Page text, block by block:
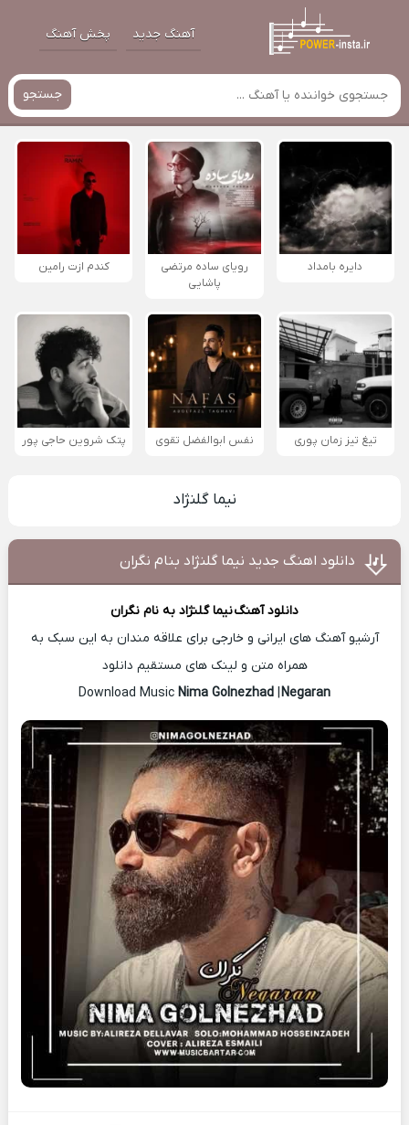
آهنگ جدید پخش آهنگ
جستجو
دایره بامداد
رویای ساده مرتضی
پاشایی
کندم ازت رامین
تیغ تیز زمان پوری نفس ابوالفضل تقوی پتک شروین حاجی پور
نیما گلنژاد
دانلود اهنگ جدید نیما گلنژاد بنام نگران
دانلود آهنگنیما گلنژاد به نام نگران
آرشیو آهنگ های ایرانی و خارجی برای علاقه مندان به این سبک به
همراه متن و لینک های مستقیم دانلود
Download Music
Nima Golnezhad|Negaran